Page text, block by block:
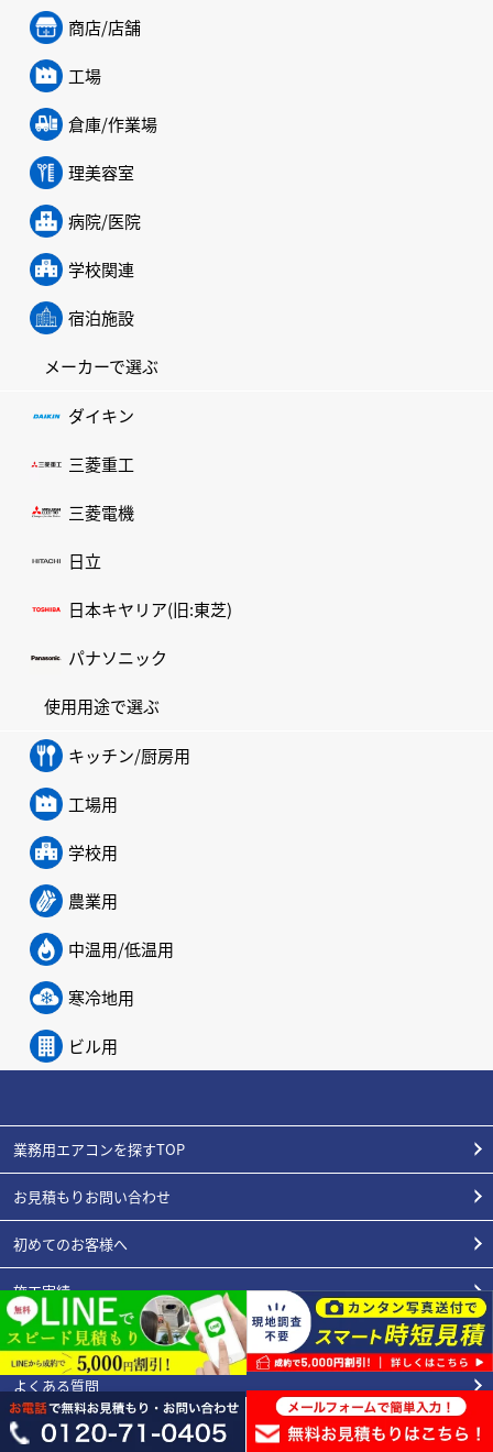
商店/店舗
工場
倉庫/作業場
理美容室
病院/医院
学校関連
宿泊施設
メーカーで選ぶ
ダイキン
三菱重工
三菱電機
日立
日本キヤリア(旧:東芝)
パナソニック
使用用途で選ぶ
キッチン/厨房用
工場用
学校用
農業用
中温用/低温用
寒冷地用
ビル用
業務用エアコンを探すTOP
お見積もりお問い合わせ
初めてのお客様へ
施工実績
エアコンの豆知識
よくある質問
スタッフ紹介